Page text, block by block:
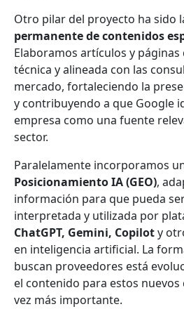
Otro pilar del proyecto ha sido
permanente de contenidos
Elaboramos artículos y
técnica y alineada con las
mercado, fortaleciendo la
y contribuyendo a que Google
empresa como una fuente
sector.
Paralelamente incorporamos
Posicionamiento IA (GEO),
información para que pueda
interpretada y utilizada por
ChatGPT, Gemini, Copiloty
en inteligencia artificial. La
buscan proveedores está
el contenido para estos nuevos
vez más importante.